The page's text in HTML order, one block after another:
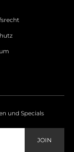
und Specials